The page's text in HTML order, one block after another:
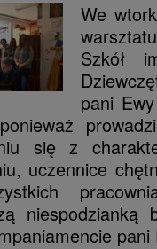
We
Szkół
pani
się z
uczennice
niespodzianką
pani